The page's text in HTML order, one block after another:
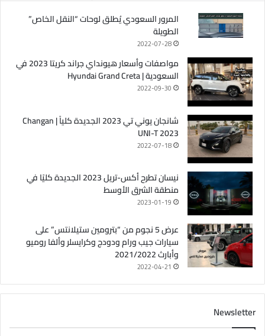
المرور السعودي يُطلق لوحات “النقل الخاص”
الطويلة
2022-07-28
مواصفات وأسعار هيونداي جراند كريتا 2023 في
السعودية | Hyundai Grand Creta
2022-09-30
شانجان يوني تي 2023 الجديدة كلياً | Changan
UNI-T 2023
2022-07-18
نيسان تطرح أكس-تريل 2023 الجديدة كليًا في
منطقة الشرق الأوسط
2023-01-19
عرض 5 نجوم من “بترومين ستيلانتس” على
سيارات جيب ورام ودودج وكرايسلر وألفا روميو
وأبارث 2021/2022
2022-04-21
Newsletter